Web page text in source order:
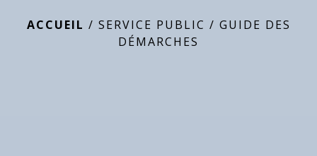
ACCUEIL / SERVICE PUBLIC / GUIDE DES
DÉMARCHES